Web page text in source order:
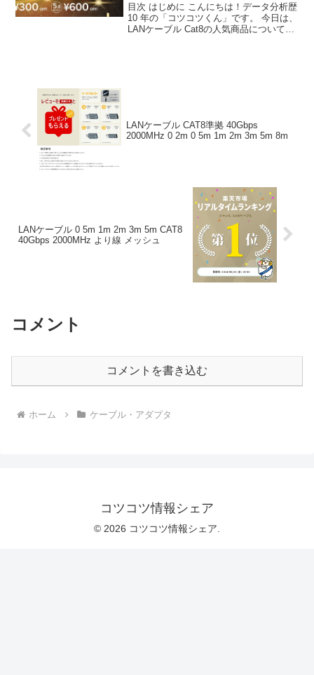
目次 はじめに こんにちは！データ分析歴
10 年の「コツコツくん」です。 今日は、
LANケーブル Cat8の人気商品について徹
LANケーブル CAT8準拠 40Gbps
2000MHz 0 2m 0 5m 1m 2m 3m 5m 8m
LANケーブル 0 5m 1m 2m 3m 5m CAT8
40Gbps 2000MHz より線 メッシュ
コメント
コメントを書き込む
ホーム ケーブル・アダプタ
コツコツ情報シェア
© 2026 コツコツ情報シェア.